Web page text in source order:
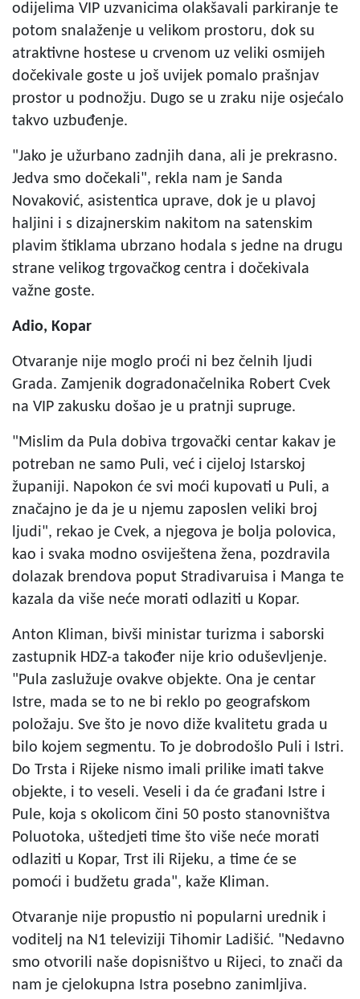
odijelima VIP uzvanicima olakšavali parkiranje te
potom snalaženje u velikom prostoru, dok su
atraktivne hostese u crvenom uz veliki osmijeh
dočekivale goste u još uvijek pomalo prašnjav
prostor u podnožju. Dugo se u zraku nije osjećalo
takvo uzbuđenje.
"Jako je užurbano zadnjih dana, ali je prekrasno.
Jedva smo dočekali", rekla nam je Sanda
Novaković, asistentica uprave, dok je u plavoj
haljini i s dizajnerskim nakitom na satenskim
plavim štiklama ubrzano hodala s jedne na drugu
strane velikog trgovačkog centra i dočekivala
važne goste.
Adio, Kopar
Otvaranje nije moglo proći ni bez čelnih ljudi
Grada. Zamjenik dogradonačelnika Robert Cvek
na VIP zakusku došao je u pratnji supruge.
"Mislim da Pula dobiva trgovački centar kakav je
potreban ne samo Puli, već i cijeloj Istarskoj
županiji. Napokon će svi moći kupovati u Puli, a
značajno je da je u njemu zaposlen veliki broj
ljudi", rekao je Cvek, a njegova je bolja polovica,
kao i svaka modno osviještena žena, pozdravila
dolazak brendova poput Stradivaruisa i Manga te
kazala da više neće morati odlaziti u Kopar.
Anton Kliman, bivši ministar turizma i saborski
zastupnik HDZ-a također nije krio oduševljenje.
"Pula zaslužuje ovakve objekte. Ona je centar
Istre, mada se to ne bi reklo po geografskom
položaju. Sve što je novo diže kvalitetu grada u
bilo kojem segmentu. To je dobrodošlo Puli i Istri.
Do Trsta i Rijeke nismo imali prilike imati takve
objekte, i to veseli. Veseli i da će građani Istre i
Pule, koja s okolicom čini 50 posto stanovništva
Poluotoka, uštedjeti time što više neće morati
odlaziti u Kopar, Trst ili Rijeku, a time će se
pomoći i budžetu grada", kaže Kliman.
Otvaranje nije propustio ni popularni urednik i
voditelj na N1 televiziji Tihomir Ladišić. "Nedavno
smo otvorili naše dopisništvo u Rijeci, to znači da
nam je cjelokupna Istra posebno zanimljiva.